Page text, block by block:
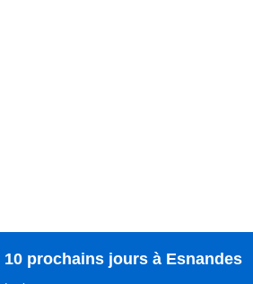
10 prochains jours à Esnandes